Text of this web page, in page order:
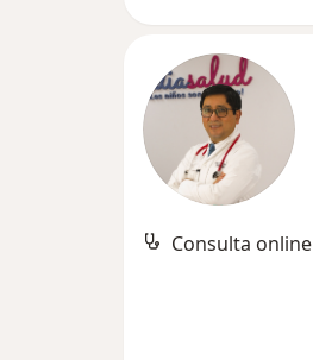
Consulta online